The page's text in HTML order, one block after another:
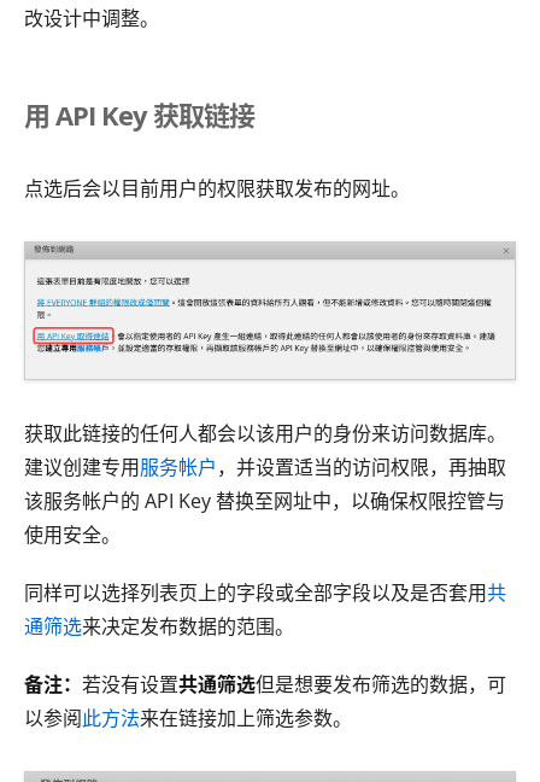
改设计中调整。
用 API Key 获取链接
点选后会以目前用户的权限获取发布的网址。
获取此链接的任何人都会以该用户的身份来访问数据库。
建议创建专用服务帐户，并设置适当的访问权限，再抽取
该服务帐户的 API Key 替换至网址中，以确保权限控管与
使用安全。
同样可以选择列表页上的字段或全部字段以及是否套用共
通筛选来决定发布数据的范围。
备注： 若没有设置共通筛选但是想要发布筛选的数据，可
以参阅此方法来在链接加上筛选参数。